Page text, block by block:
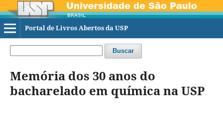
Portal de Livros Abertos da USP
Buscar
Memória dos 30 anos do
bacharelado em química na USP